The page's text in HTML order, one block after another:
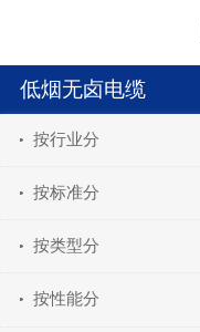
低烟无卤电缆
按行业分
按标准分
按类型分
按性能分